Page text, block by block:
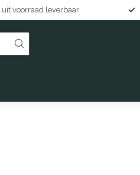
uit voorraad leverbaar